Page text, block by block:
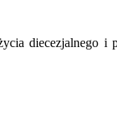
diecezjalnego